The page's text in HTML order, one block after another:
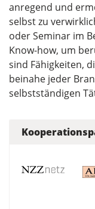
anregend und
selbst zu
oder Seminar im
Know-how, um
sind Fähigkeiten,
beinahe jeder
selbstständigen